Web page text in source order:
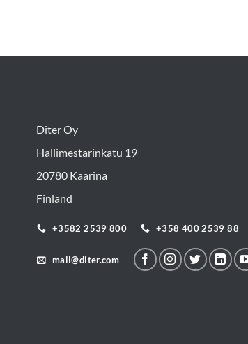
Diter Oy
Hallimestarinkatu 19
20780 Kaarina
Finland
+3582 2539 800 +358 400 2539 88
mail@diter.com